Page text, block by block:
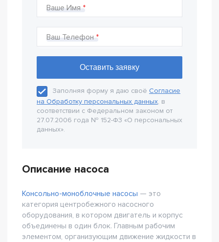
Ваше Имя
Ваш Телефон
Заполняя форму я даю своё Согласие
на Обработку персональных данных, в
соответствии с Федеральном законом от
27.07.2006 года № 152-Ф3 «О персональных
данных».
Описание насоса
Консольно-моноблочные насосы — это
категория центробежного насосного
оборудования, в котором двигатель и корпус
объединены в один блок. Главным рабочим
элементом, организующим движение жидкости в